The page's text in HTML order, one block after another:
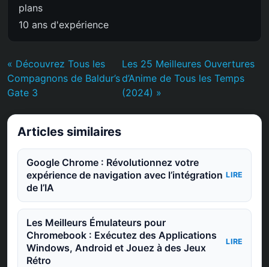
plans
10 ans d'expérience
« Découvrez Tous les
Compagnons de Baldur’s
Gate 3
Les 25 Meilleures Ouvertures
d’Anime de Tous les Temps
(2024) »
Articles similaires
Google Chrome : Révolutionnez votre
expérience de navigation avec l’intégration
de l’IA
LIRE
Les Meilleurs Émulateurs pour
Chromebook : Exécutez des Applications
Windows, Android et Jouez à des Jeux
Rétro
LIRE